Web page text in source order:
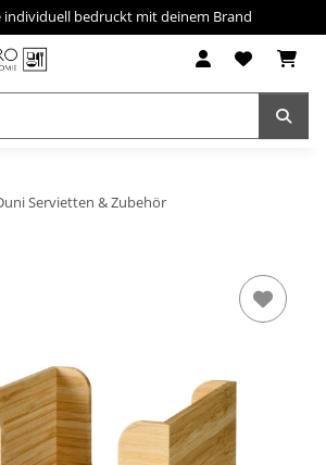
individuell bedruckt mit deinem Brand
Servietten & Zubehör